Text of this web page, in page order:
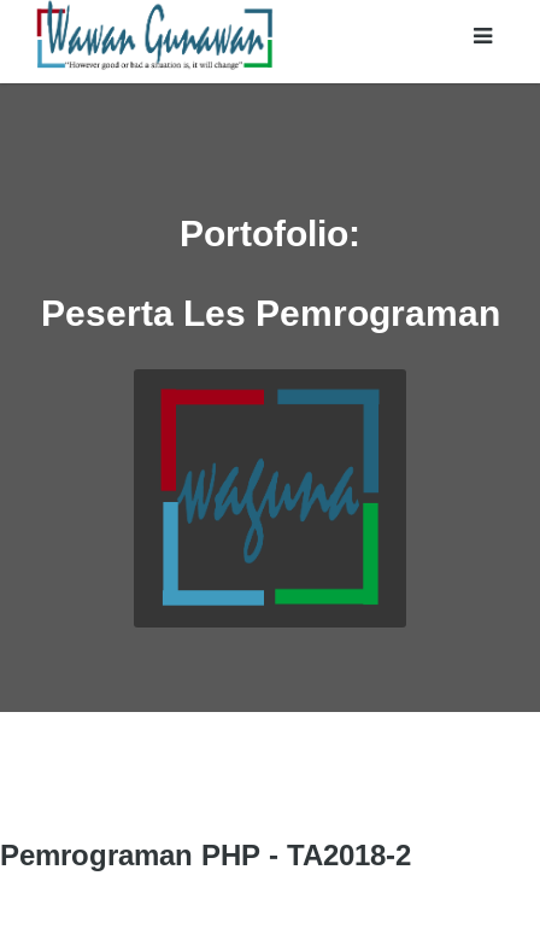
Portofolio:
Peserta Les Pemrograman
Pemrograman PHP - TA2018-2